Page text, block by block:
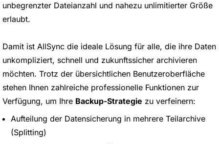
unbegrenzter Dateianzahl und nahezu unlimitierter Größe
erlaubt.
Damit ist AllSync die ideale Lösung für alle, die ihre Daten
unkompliziert, schnell und zukunftssicher archivieren
möchten. Trotz der übersichtlichen Benutzeroberfläche
stehen Ihnen zahlreiche professionelle Funktionen zur
Verfügung, um Ihre Backup-Strategie zu verfeinern:
Aufteilung der Datensicherung in mehrere Teilarchive
(Splitting)